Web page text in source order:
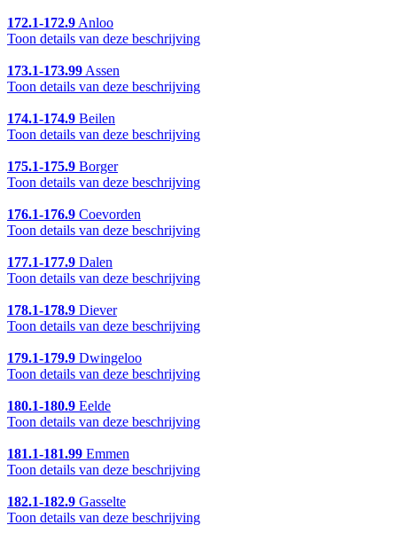
172.1-172.9Anloo
Toon details van deze beschrijving
173.1-173.99Assen
Toon details van deze beschrijving
174.1-174.9 Beilen
Toon details van deze beschrijving
175.1-175.9 Borger
Toon details van deze beschrijving
176.1-176.9 Coevorden
Toon details van deze beschrijving
177.1-177.9 Dalen
Toon details van deze beschrijving
178.1-178.9 Diever
Toon details van deze beschrijving
179.1-179.9 Dwingeloo
Toon details van deze beschrijving
180.1-180.9 Eelde
Toon details van deze beschrijving
181.1-181.99 Emmen
Toon details van deze beschrijving
182.1-182.9 Gasselte
Toon details van deze beschrijving